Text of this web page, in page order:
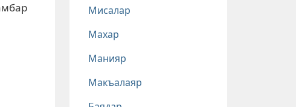
Мисалар
Махар
Манияр
Макъалаяр